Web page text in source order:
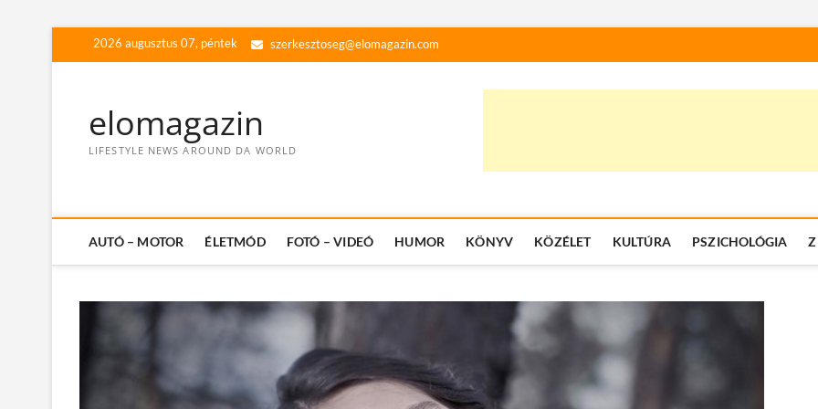
2026 augusztus 07, péntek szerkesztoseg@elomagazin.com
elomagazin
LIFESTYLE NEWS AROUND DA WORLD
AUTÓ – MOTOR ÉLETMÓD FOTÓ – VIDEÓ HUMOR KÖNYV KÖZÉLET KULTÚRA PSZICHOLÓGIA